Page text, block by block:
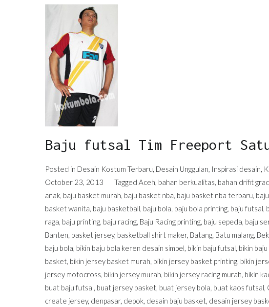
Baju futsal Tim Freeport
Posted in Desain Kostum Terbaru, Desain Unggulan, Inspirasi desain,
October 23, 2013
Tagged Aceh, bahan berkualitas, bahan drifit
anak, baju basket murah, baju basket nba, baju basket nba terbaru,
basket wanita, baju basketball, baju bola, baju bola printing, baju futsal,
raga, baju printing, baju racing, Baju Racing printing, baju sepeda, baju
Banten, basket jersey, basketball shirt maker, Batang, Batu malang,
baju bola, bikin baju bola keren desain simpel, bikin baju futsal, bikin
basket, bikin jersey basket murah, bikin jersey basket printing, bikin
jersey motocross, bikin jersey murah, bikin jersey racing murah, bikin
buat baju futsal, buat jersey basket, buat jersey bola, buat kaos futsal,
create jersey, denpasar, depok, desain baju basket, desain jersey